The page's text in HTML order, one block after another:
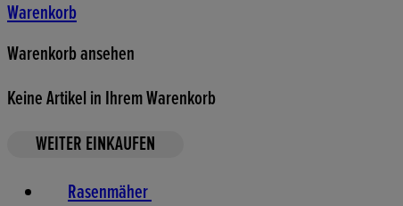
Warenkorb
Warenkorb ansehen
Keine Artikel in Ihrem Warenkorb
WEITER EINKAUFEN
Rasenmäher